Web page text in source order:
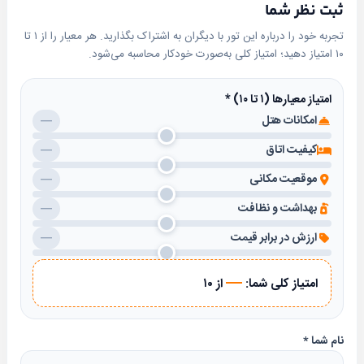
اتاق‌ها:
مینی‌بار (با هزینه)
یخچال
چای‌ساز
لوازم بهداشتی (صابون، شامپو، مسواک، حوله)
آباژور، کمد لباس، و رخت‌آویز
صندوق امانات
رستوران‌ها و کافی‌شاپ‌ها:
رستوران با ظرفیت ۱۵۰ نفر
سرو صبحانه رایگان
کافی‌شاپ در فضای باز باغ
دسترسی به جاذبه‌های گردشگری
ثبت نظر شما
تجربه خود را درباره این تور با دیگران به اشتراک بگذارید. هر معیار را از ۱ تا
۱۰ امتیاز دهید؛ امتیاز کلی به‌صورت خودکار محاسبه می‌شود.
نام شما*
امتیاز معیارها (۱ تا ۱۰)
*
امکانات هتل
—
کیفیت اتاق
—
موقعیت مکانی
—
بهداشت و نظافت
—
ارزش در برابر قیمت
—
امتیاز کلی شما: —از ۱۰